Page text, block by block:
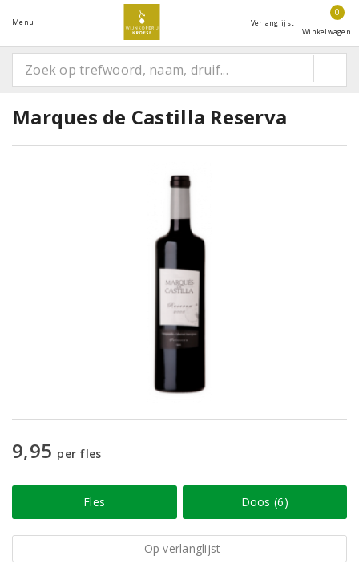
Menu Verlanglijst
0
Winkelwagen
Marques de Castilla Reserva
9,95 per fles
Fles Doos (6)
Op verlanglijst